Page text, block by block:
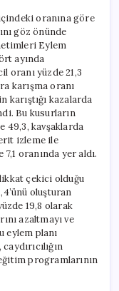
Artırılıyor
için
oranına göre
göz önünde
Eylem
ayında
yüzde 21,3
karışma oranı
karıştığı kazalarda
Bu kusurların
49,3, kavşaklarda
izleme ile
oranında yer aldı.
çekici olduğu
oluşturan
19,8 olarak
azaltmayı ve
eylem planı
programlarının